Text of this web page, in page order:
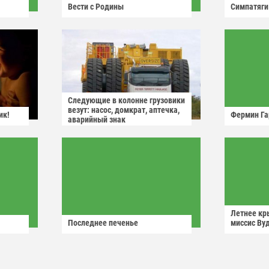
Вести с Родины Симпатяги
Следующие в колонне грузовики
везут: насос, домкрат, аптечка,
аварийный знак
Фермин
Последнее печенье
Летнее
миссис